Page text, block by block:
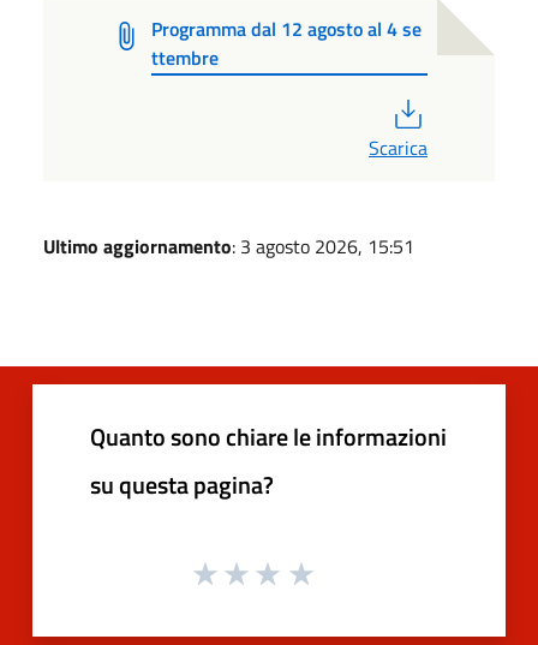
Programma dal 12 agosto al 4 se
ttembre
Scarica
Ultimo aggiornamento: 3 agosto 2026, 15:51
Quanto sono chiare le informazioni
su questa pagina?